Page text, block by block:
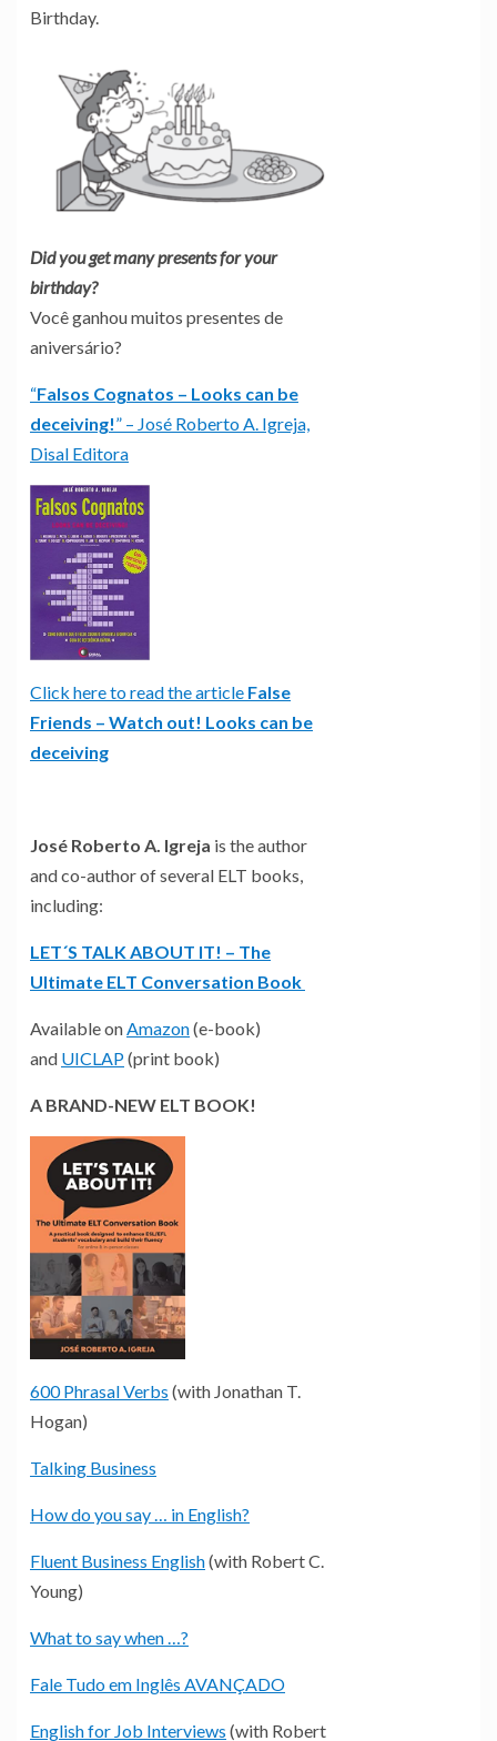
Birthday.
Did you get many presents for your
birthday?
Você ganhou muitos presentes de
aniversário?
“Falsos Cognatos – Looks can be
deceiving!” – José Roberto A. Igreja,
Disal Editora
Click here to read the article False
Friends – Watch out! Looks can be
deceiving
José Roberto A. Igreja is the author
and co-author of several ELT books,
including:
LET´S TALK ABOUT IT! – The
Ultimate ELT Conversation Book
Available onAmazon(e-book)
and UICLAP(print book)
A BRAND-NEW ELT BOOK!
600 Phrasal Verbs (with Jonathan T.
Hogan)
Talking Business
How do you say … in English?
Fluent Business English(with Robert C.
Young)
What to say when …?
Fale Tudo em Inglês AVANÇADO
English for Job Interviews (with Robert